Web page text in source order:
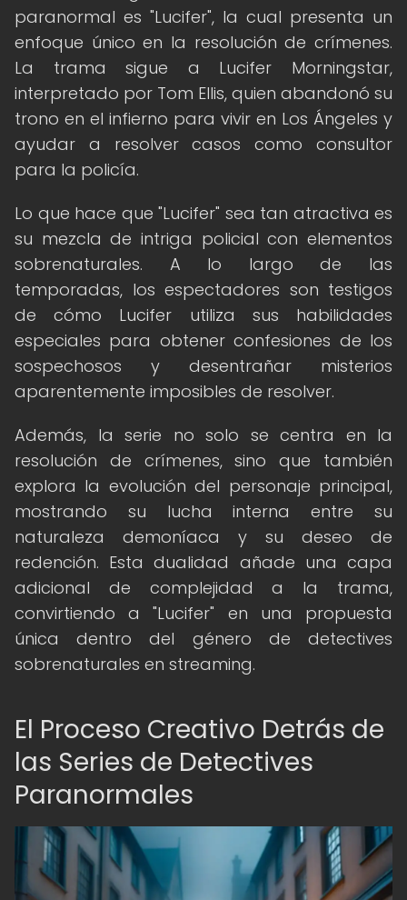
paranormal es "Lucifer", la cual presenta un
enfoque único en la resolución de crímenes.
La trama sigue a Lucifer Morningstar,
interpretado por Tom Ellis, quien abandonó su
trono en el infierno para vivir en Los Ángeles y
ayudar a resolver casos como consultor
para la policía.
Lo que hace que "Lucifer" sea tan atractiva es
su mezcla de intriga policial con elementos
sobrenaturales. A lo largo de las
temporadas, los espectadores son testigos
de cómo Lucifer utiliza sus habilidades
especiales para obtener confesiones de los
sospechosos y desentrañar misterios
aparentemente imposibles de resolver.
Además, la serie no solo se centra en la
resolución de crímenes, sino que también
explora la evolución del personaje principal,
mostrando su lucha interna entre su
naturaleza demoníaca y su deseo de
redención. Esta dualidad añade una capa
adicional de complejidad a la trama,
convirtiendo a "Lucifer" en una propuesta
única dentro del género de detectives
sobrenaturales en streaming.
El Proceso Creativo Detrás de
las Series de Detectives
Paranormales